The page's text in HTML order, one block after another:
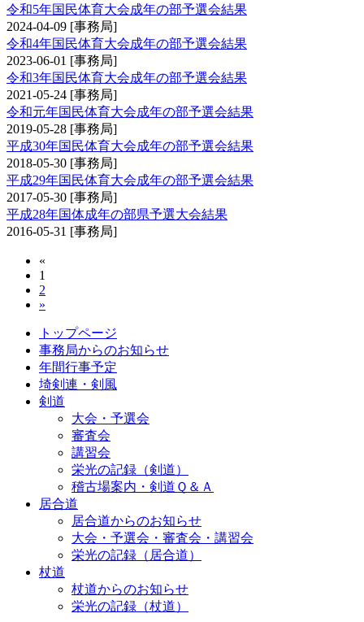
令和5年国民体育大会成年の部予選会結果
2024-04-09 [事務局]
令和4年国民体育大会成年の部予選会結果
2023-06-01 [事務局]
令和3年国民体育大会成年の部予選会結果
2021-05-24 [事務局]
令和元年国民体育大会成年の部予選会結果
2019-05-28 [事務局]
平成30年国民体育大会成年の部予選会結果
2018-05-30 [事務局]
平成29年国民体育大会成年の部予選会結果
2017-05-30 [事務局]
平成28年国体成年の部県予選大会結果
2016-05-31 [事務局]
«
1
2
»
トップページ
事務局からのお知らせ
年間行事予定
埼剣連・剣風
剣道
大会・予選会
審査会
講習会
栄光の記録（剣道）
稽古場案内・剣道Ｑ＆Ａ
居合道
居合道からのお知らせ
大会・予選会・審査会・講習会
栄光の記録（居合道）
杖道
杖道からのお知らせ
栄光の記録（杖道）